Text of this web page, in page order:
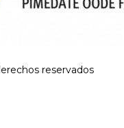
reservados